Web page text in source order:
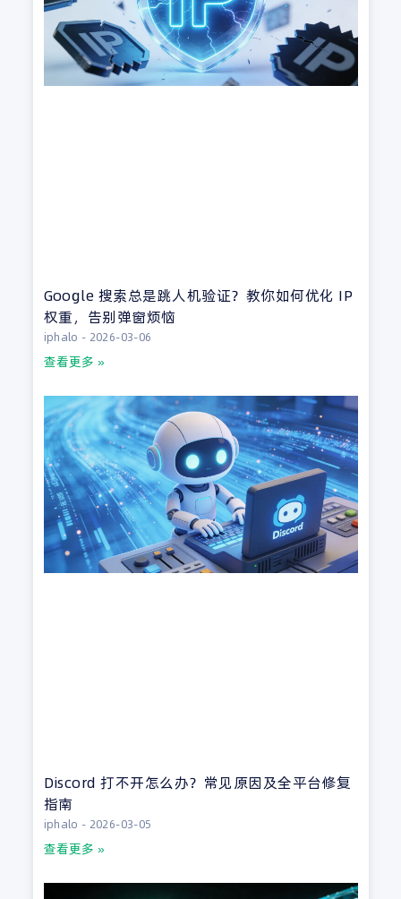
Google 搜索总是跳人机验证？教你如何优化 IP
权重，告别弹窗烦恼
iphalo 2026-03-06
查看更多 »
Discord 打不开怎么办？常见原因及全平台修复
指南
iphalo 2026-03-05
查看更多 »